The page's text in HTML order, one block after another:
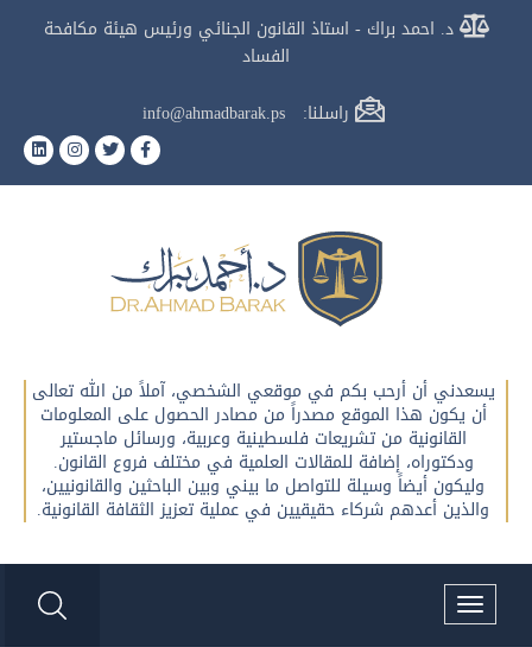
د. احمد براك - استاذ القانون الجنائي ورئيس هيئة مكافحة
الفساد
راسلنا: info@ahmadbarak.ps
يسعدني أن أرحب بكم في موقعي الشخصي، آملاً من الله تعالى
أن يكون هذا الموقع مصدراً من مصادر الحصول على المعلومات
القانونية من تشريعات فلسطينية وعربية، ورسائل ماجستير
ودكتوراه، إضافة للمقالات العلمية في مختلف فروع القانون.
وليكون أيضاً وسيلة للتواصل ما بيني وبين الباحثين والقانونيين،
والذين أعدهم شركاء حقيقيين في عملية تعزيز الثقافة القانونية.
Toggle
navigation